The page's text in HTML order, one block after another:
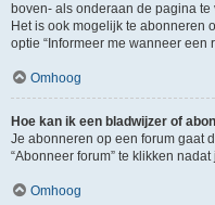
boven- als onderaan de pagina te
Het is ook mogelijk te abonneren
optie “Informeer me wanneer een
Omhoog
Hoe kan ik een bladwijzer of
Je abonneren op een forum gaat
“Abonneer forum” te klikken
Omhoog